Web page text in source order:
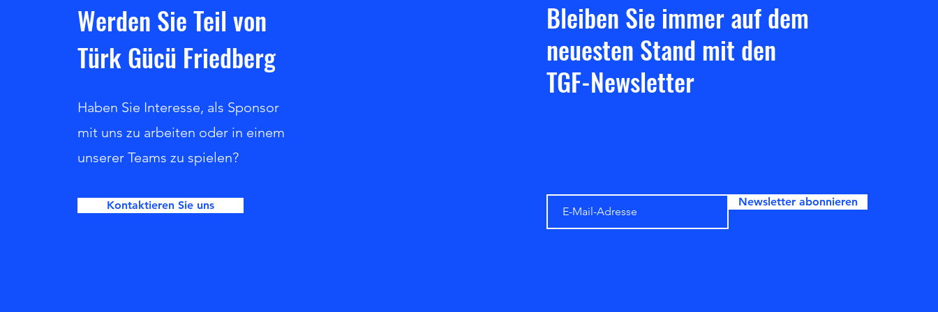
Werden Sie Teil von
Türk Gücü Friedberg
Haben Sie Interesse, als Sponsor
mit uns zu arbeiten oder in einem
unserer Teams zu spielen?
Kontaktieren Sie uns
Bleiben Sie immer auf dem
neuesten Stand mit den
TGF-Newsletter
Newsletter abonnieren